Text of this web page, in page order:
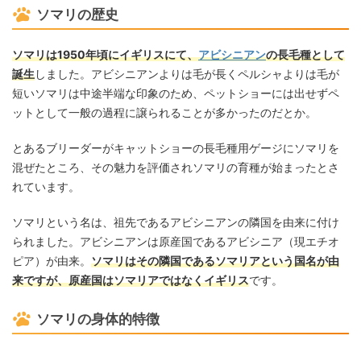
ソマリの歴史
ソマリは1950年頃にイギリスにて、アビシニアンの長毛種として
誕生しました。アビシニアンよりは毛が長くペルシャよりは毛が
短いソマリは中途半端な印象のため、ペットショーには出せずペ
ットとして一般の過程に譲られることが多かったのだとか。
とあるブリーダーがキャットショーの長毛種用ゲージにソマリを
混ぜたところ、その魅力を評価されソマリの育種が始まったとさ
れています。
ソマリという名は、祖先であるアビシニアンの隣国を由来に付け
られました。アビシニアンは原産国であるアビシニア（現エチオ
ピア）が由来。 ソマリはその隣国であるソマリアという国名が由
来ですが、原産国はソマリアではなくイギリスです。
ソマリの身体的特徴